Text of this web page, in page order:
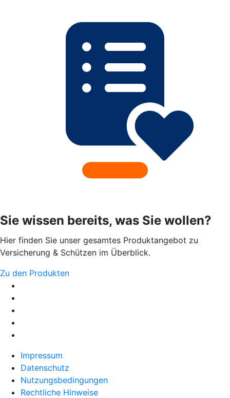
Sie wissen bereits, was Sie wollen?
Hier finden Sie unser gesamtes Produktangebot zu
Versicherung & Schützen im Überblick.
Zu den Produkten
Impressum
Datenschutz
Nutzungsbedingungen
Rechtliche Hinweise